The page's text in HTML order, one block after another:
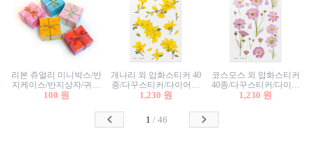
리본 쥬얼리 미니박스/반
지케이스/반지상자/귀걸
이상자/귀걸이박스/악세
100 원
개나리 외 압화스티커 40
종/다꾸스티커/다이어리
꾸미기/꽃스티커/자연물
1,230 원
코스모스 외 압화스티커
40종/다꾸스티커/다이어
리꾸미기/꽃스티커/자연
1,230 원
1 /46